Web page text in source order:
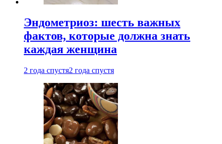
Эндометриоз: шесть важных
фактов, которые должна знать
каждая женщина
2 года спустя2 года спустя